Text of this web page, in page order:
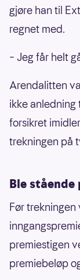
gjøre han til
regnet med.
– Jeg får helt
Arendalitten
ikke
forsikret
trekningen på
Ble stående
Før
premiestigen
premiebeløp